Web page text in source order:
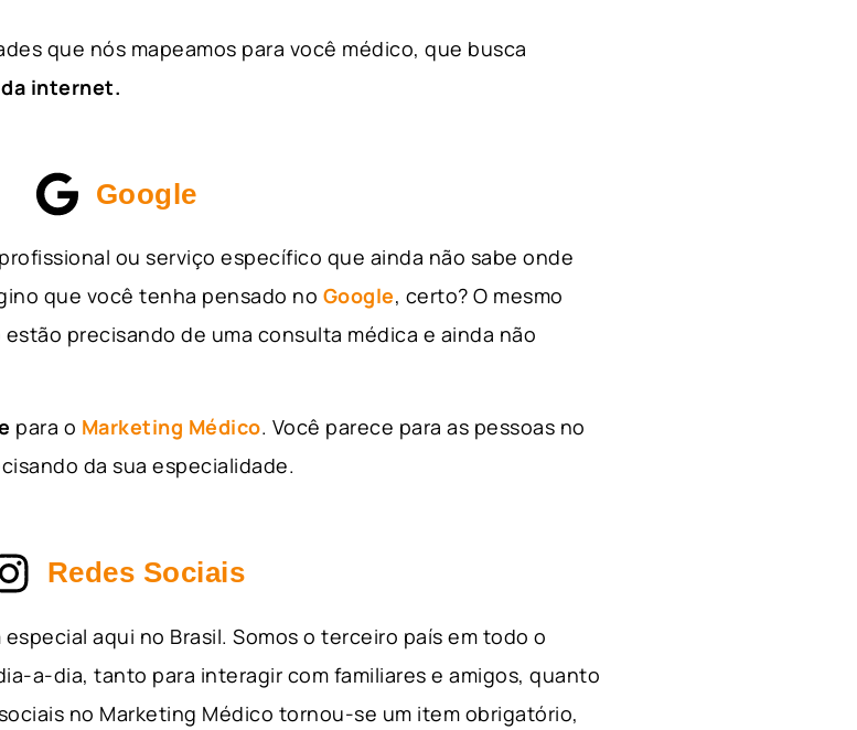
que nós mapeamos para você médico, que busca
internet.
Google
ou serviço específico que ainda não sabe onde
que você tenha pensado no Google, certo? O mesmo
precisando de uma consulta médica e ainda não
para o Marketing Médico. Você parece para as pessoas no
da sua especialidade.
Redes Sociais
especial aqui no Brasil. Somos o terceiro país em todo o
a-dia, tanto para interagir com familiares e amigos, quanto
no Marketing Médico tornou-se um item obrigatório,